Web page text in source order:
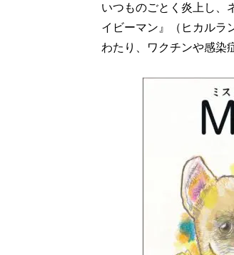
いつものごとく炎上し、
イビーマン』（ヒカルラ
わたり、ワクチンや感染